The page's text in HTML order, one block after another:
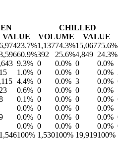
CHILLED
VALUE VOLUME
VALUE
23.7%1,13774.3%15,06775.6%
60.9%392 25.6%4,849 24.3%
9.3% 0 0.0% 0 0.0%
1.0% 0 0.0% 0 0.0%
4.4% 0 0.0% 3 0.0%
0.6% 0 0.0% 0 0.0%
0.1% 0 0.0% 0 0.0%
0.0% 0 0.0% 0 0.0%
0.0% 0 0.0% 0 0.0%
0.0% 0 0.0% 0 0.0%
100% 1,530100% 19,919100%